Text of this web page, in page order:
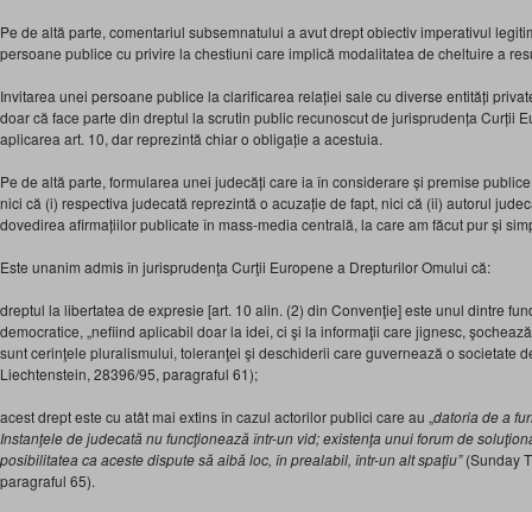
Pe de altă parte, comentariul subsemnatului a avut drept obiectiv imperativul
persoane publice cu privire la chestiuni care implică modalitatea de cheltuire a
Invitarea unei persoane publice la clarificarea relației sale cu diverse entități
doar că face parte din dreptul la scrutin public recunoscut de jurisprudența Curții
aplicarea art. 10, dar reprezintă chiar o obligație a acestuia.
Pe de altă parte, formularea unei judecăți care ia în considerare și premise
nici că (i) respectiva judecată reprezintă o acuzație de fapt, nici că (ii) autorul
dovedirea afirmațiilor publicate în mass-media centrală, la care am făcut pur și
Este unanim admis în jurisprudenţa Curţii Europene a Drepturilor Omului că:
dreptul la libertatea de expresie [art. 10 alin. (2) din Convenţie] este unul dintre
democratice, „nefiind aplicabil doar la idei, ci şi la informaţii care jignesc,
sunt cerinţele pluralismului, toleranţei şi deschiderii care guvernează o societate
Liechtenstein, 28396/95, paragraful 61);
acest drept este cu atât mai extins în cazul actorilor publici care au „datoria de a
Instanţele de judecată nu funcţionează într-un vid; existenţa unui forum de
posibilitatea ca aceste dispute să aibă loc, în prealabil, într-un alt spaţiu”(Sunday
paragraful 65).